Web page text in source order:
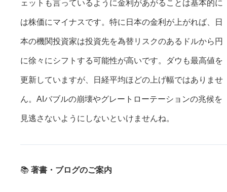
ェットも言っているように金利があがることは基本的に
は株価にマイナスです。特に日本の金利が上がれば、日
本の機関投資家は投資先を為替リスクのあるドルから円
に徐々にシフトする可能性が高いです。ダウも最高値を
更新していますが、日経平均ほどの上げ幅ではありませ
ん。AIバブルの崩壊やグレートローテーションの兆候を
見逃さないようにしないといけませんね。
📚 著書・ブログのご案内